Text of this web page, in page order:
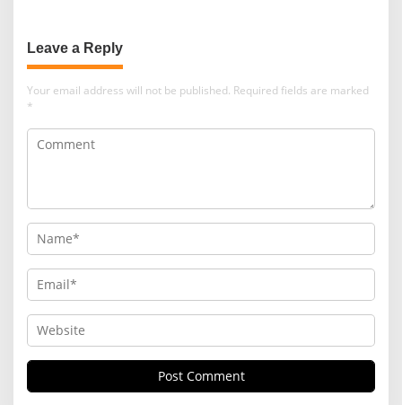
Leave a Reply
Your email address will not be published. Required fields are marked
*